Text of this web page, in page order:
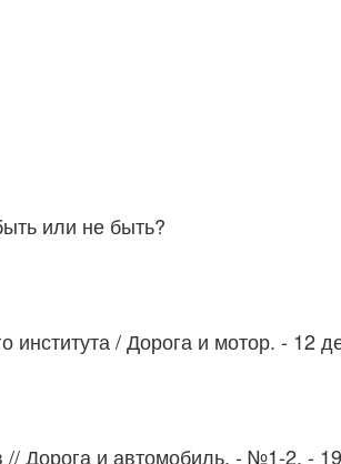
или не быть?
института / Дорога и мотор. - 12
// Дорога и автомобиль. - №1-2. -